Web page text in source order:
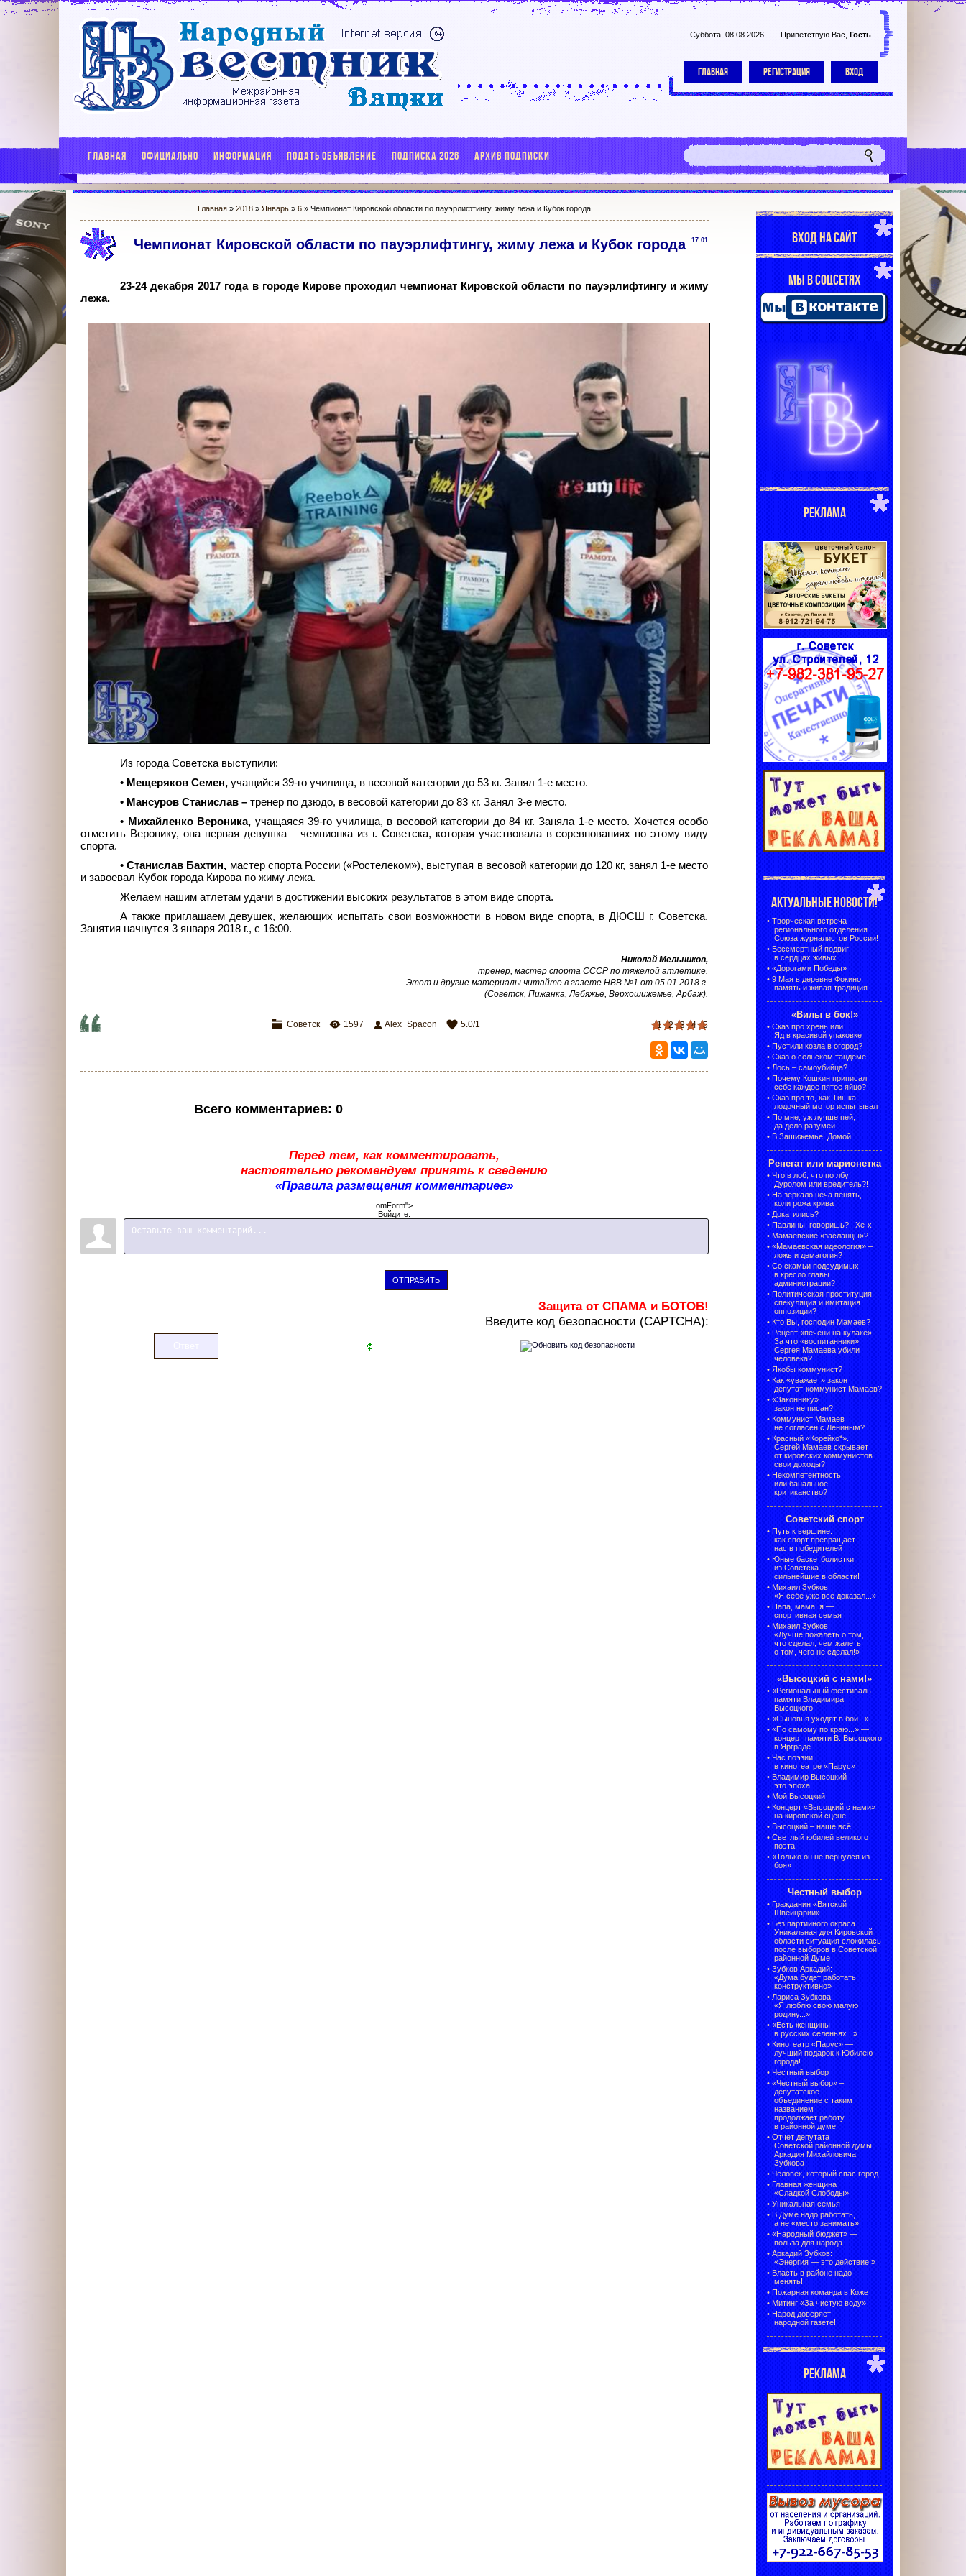
Суббота, 08.08.2026 Приветствую Вас Гость
ГЛАВНАЯ РЕГИСТРАЦИЯ ВХОД
ГЛАВНАЯ ОФИЦИАЛЬНО ИНФОРМАЦИЯ ПОДАТЬ ОБЪЯВЛЕНИЕ ПОДПИСКА 2026 АРХИВ ПОДПИСКИ
Главная »2018 » Январь » 6 » Чемпионат Кировской области по пауэрлифтингу, жиму лежа и Кубок города
17:01
Чемпионат Кировской области по пауэрлифтингу, жиму лежа и Кубок города
23-24 декабря 2017 года в городе Кирове проходил чемпионат Кировской области по пауэрлифтингу и жиму
лежа.
Из города Советска выступили:
• Мещеряков Семен, учащийся 39-го училища, в весовой категории до 53 кг. Занял 1-е место.
• Мансуров Станислав – тренер по дзюдо, в весовой категории до 83 кг. Занял 3-е место.
• Михайленко Вероника, учащаяся 39-го училища, в весовой категории до 84 кг. Заняла 1-е место. Хочется особо
отметить Веронику, она первая девушка – чемпионка из г. Советска, которая участвовала в соревнованиях по этому виду
спорта.
• Станислав Бахтин, мастер спорта России («Ростелеком»), выступая в весовой категории до 120 кг, занял 1-е место
и завоевал Кубок города Кирова по жиму лежа.
Желаем нашим атлетам удачи в достижении высоких результатов в этом виде спорта.
А также приглашаем девушек, желающих испытать свои возможности в новом виде спорта, в ДЮСШ г. Советска.
Занятия начнутся 3 января 2018 г., с 16:00.
Николай Мельников,
тренер, мастер спорта СССР по тяжелой атлетике.
Этот и другие материалы читайте в газете НВВ №1 от 05.01.2018 г.
(Советск, Пижанка, Лебяжье, Верхошижемье, Арбаж).
1 2 3 4 5
Советск 1597 Alex_Spacon 5.0/1
Всего комментариев: 0
Перед тем, как комментировать,
настоятельно рекомендуем принять к сведению
«Правила размещения комментариев»
omForm">
Войдите:
ОТПРАВИТЬ
Защита от СПАМА и БОТОВ!
Введите код безопасности (CAPTCHA):
ВХОД НА САЙТ
МЫ В СОЦСЕТЯХ
РЕКЛАМА
АКТУАЛЬНЫЕ НОВОСТИ!
• Творческая встреча
регионального отделения
Союза журналистов России!
• Бессмертный подвиг
в сердцах живых
• «Дорогами Победы»
• 9 Мая в деревне Фокино:
память и живая традиция
«Вилы в бок!»
• Сказ про хрень или
Яд в красивой упаковке
• Пустили козла в огород?
• Сказ о сельском тандеме
• Лось – самоубийца?
• Почему Кошкин приписал
себе каждое пятое яйцо?
• Сказ про то, как Тишка
лодочный мотор испытывал
• По мне, уж лучше пей,
да дело разумей
• В Зашижемье! Домой!
Ренегат или марионетка
• Что в лоб, что по лбу!
Дуролом или вредитель?!
• На зеркало неча пенять,
коли рожа крива
• Докатились?
• Павлины, говоришь?.. Хе-х!
• Мамаевские «засланцы»?
• «Мамаевская идеология» –
ложь и демагогия?
• Со скамьи подсудимых —
в кресло главы
администрации?
• Политическая проституция,
спекуляция и имитация
оппозиции?
• Кто Вы, господин Мамаев?
• Рецепт «печени на кулаке».
За что «воспитанники»
Сергея Мамаева убили
человека?
• Якобы коммунист?
• Как «уважает» закон
депутат-коммунист Мамаев?
• «Законнику»
закон не писан?
• Коммунист Мамаев
не согласен с Лениным?
• Красный «Корейко*».
Сергей Мамаев скрывает
от кировских коммунистов
свои доходы?
• Некомпетентность
или банальное
критиканство?
Советский спорт
• Путь к вершине:
как спорт превращает
нас в победителей
• Юные баскетболистки
из Советска –
сильнейшие в области!
• Михаил Зубков:
«Я себе уже всё доказал...»
• Папа, мама, я —
спортивная семья
• Михаил Зубков:
«Лучше пожалеть о том,
что сделал, чем жалеть
о том, чего не сделал!»
«Высоцкий с нами!»
• «Региональный фестиваль
памяти Владимира
Высоцкого
• «Сыновья уходят в бой...»
• «По самому по краю...» —
концерт памяти В. Высоцкого
в Ярграде
• Час поэзии
в кинотеатре «Парус»
• Владимир Высоцкий —
это эпоха!
• Мой Высоцкий
• Концерт «Высоцкий с нами»
на кировской сцене
• Высоцкий – наше всё!
• Светлый юбилей великого
поэта
• «Только он не вернулся из
боя»
Честный выбор
• Гражданин «Вятской
Швейцарии»
• Без партийного окраса.
Уникальная для Кировской
области ситуация сложилась
после выборов в Советской
районной Думе
• Зубков Аркадий:
«Дума будет работать
конструктивно»
• Лариса Зубкова:
«Я люблю свою малую
родину...»
• «Есть женщины
в русских селеньях...»
• Кинотеатр «Парус» —
лучший подарок к Юбилею
города!
• Честный выбор
• «Честный выбор» –
депутатское
объединение с таким
названием
продолжает работу
в районной думе
• Отчет депутата
Советской районной думы
Аркадия Михайловича
Зубкова
• Человек, который спас город
• Главная женщина
«Сладкой Слободы»
• Уникальная семья
• В Думе надо работать,
а не «место занимать»!
• «Народный бюджет» —
польза для народа
• Аркадий Зубков:
«Энергия — это действие!»
• Власть в районе надо
менять!
• Пожарная команда в Коже
• Митинг «За чистую воду»
• Народ доверяет
народной газете!
РЕКЛАМА